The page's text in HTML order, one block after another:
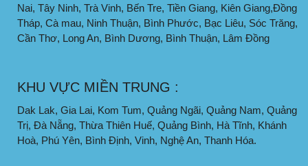
Nai, Tây Ninh, Trà Vinh, Bến Tre, Tiền Giang, Kiên Giang,Đồng
Tháp, Cà mau, Ninh Thuận, Bình Phước, Bạc Liêu, Sóc Trăng,
Cần Thơ, Long An, Bình Dương, Bình Thuận, Lâm Đồng
KHU VỰC MIỀN TRUNG :
Dak Lak, Gia Lai, Kom Tum, Quảng Ngãi, Quảng Nam, Quảng
Trị, Đà Nẵng, Thừa Thiên Huế, Quảng Bình, Hà Tĩnh, Khánh
Hoà, Phú Yên, Bình Định, Vinh, Nghệ An, Thanh Hóa.